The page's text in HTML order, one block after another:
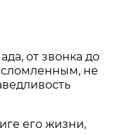
от звонка до
не
его жизни,